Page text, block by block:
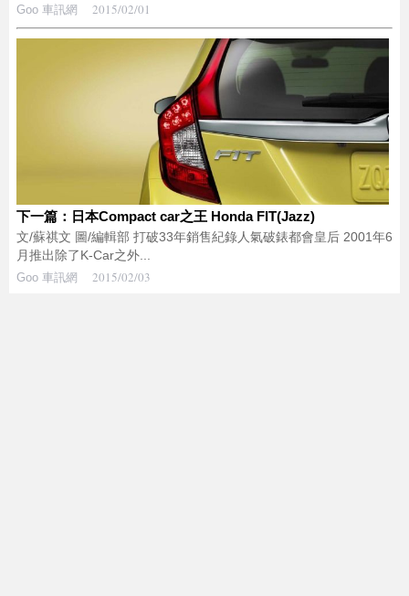
Goo 車訊網 2015/02/01
下一篇：日本Compact car之王 Honda FIT(Jazz)
文/蘇祺文 圖/編輯部 打破33年銷售紀錄人氣破錶都會皇后 2001年6
月推出除了K-Car之外...
Goo 車訊網 2015/02/03